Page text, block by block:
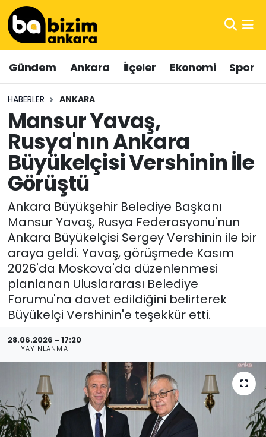
Gündem Ankara İlçeler Ekonomi Spor
HABERLER ANKARA
Mansur Yavaş,
Rusya'nın Ankara
Büyükelçisi Vershinin İle
Görüştü
Ankara Büyükşehir Belediye Başkanı
Mansur Yavaş, Rusya Federasyonu'nun
Ankara Büyükelçisi Sergey Vershinin ile bir
araya geldi. Yavaş, görüşmede Kasım
2026'da Moskova'da düzenlenmesi
planlanan Uluslararası Belediye
Forumu'na davet edildiğini belirterek
Büyükelçi Vershinin'e teşekkür etti.
28.06.2026 - 17:20
YAYINLANMA
Hava Durumu
Trafik Durumu
Süper Lig Puan Durumu ve Fikstür
Tüm Manşetler
Son Dakika Haberleri
Haber Arşivi